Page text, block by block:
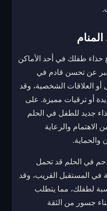
طفلك في أحد الأماكن
عن تحسن قادم في
أو العلاقات الشخصية، وقد
أو ترقيات مميزة. على
جديد للطفل في الحلم
الاهتمام والرعاية
والحماية.
في الحلم قد تحمل
في المستقبل القريب، وقد
لطفلك، مما يتطلب
جسور من الثقة